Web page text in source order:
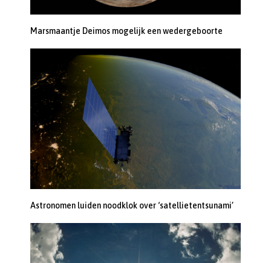
Marsmaantje Deimos mogelijk een wedergeboorte
Astronomen luiden noodklok over ‘satellietentsunami’